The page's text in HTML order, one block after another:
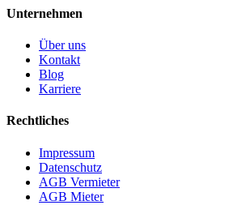
Unternehmen
Über uns
Kontakt
Blog
Karriere
Rechtliches
Impressum
Datenschutz
AGB Vermieter
AGB Mieter